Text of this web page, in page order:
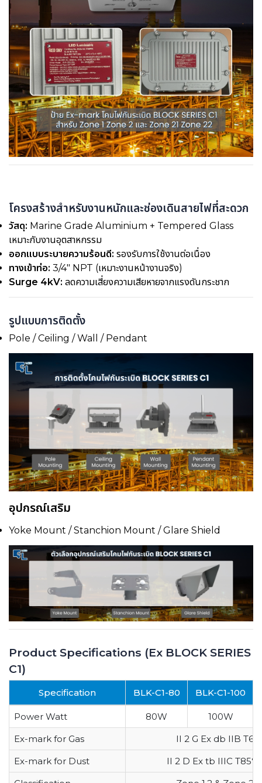
โครงสร้างสำหรับงานหนักและช่องเดินสายไฟที่สะดวก
วัสดุ: Marine Grade Aluminium + Tempered Glass
เหมาะกับงานอุตสาหกรรม
ออกแบบระบายความร้อนดี: รองรับการใช้งานต่อเนื่อง
ทางเข้าท่อ: 3/4" NPT (เหมาะงานหน้างานจริง)
Surge 4kV: ลดความเสี่ยงความเสียหายจากแรงดันกระชาก
รูปแบบการติดตั้ง
Pole / Ceiling / Wall / Pendant
อุปกรณ์เสริม
Yoke Mount / Stanchion Mount / Glare Shield
Product Specifications (Ex BLOCK SERIES
C1)
Specification BLK-C1-80 BLK-C1-100
Power Watt 80W
100W
Ex-mark for Gas
II 2 G Ex db IIB T6
Ex-mark for Dust
II 2 D Ex tb IIIC